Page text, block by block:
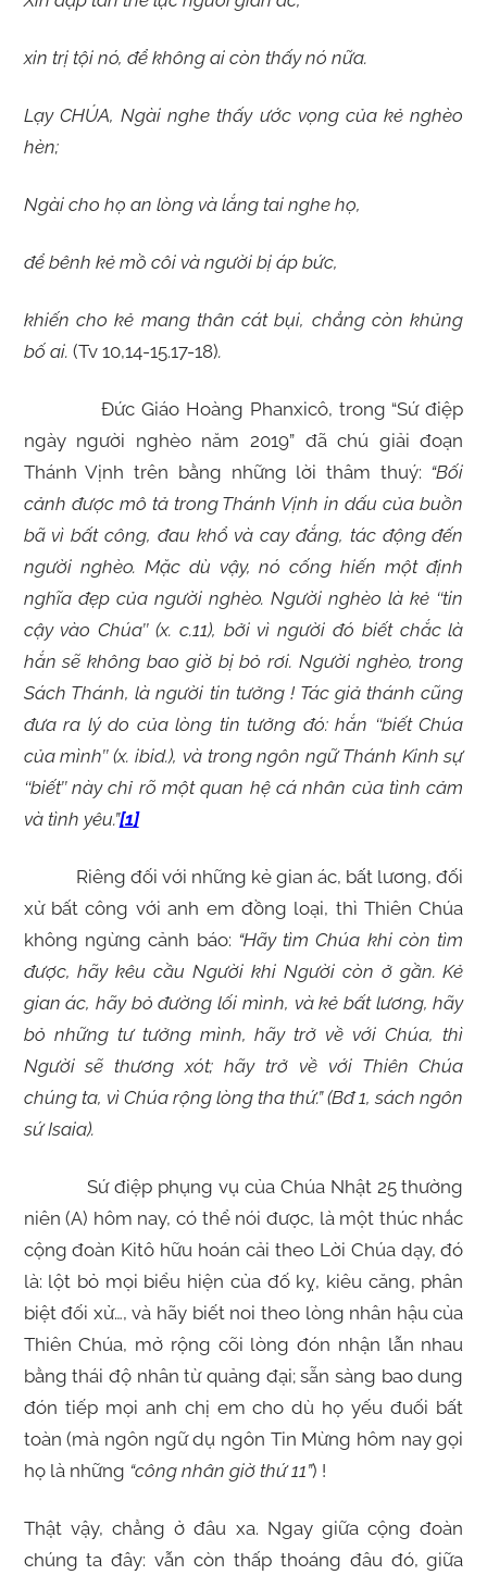
xin trị tội nó, để không ai còn thấy nó nữa.
Lạy CHÚA, Ngài nghe thấy ước vọng của kẻ nghèo
hèn;
Ngài cho họ an lòng và lắng tai nghe họ,
để bênh kẻ mồ côi và người bị áp bức,
khiến cho kẻ mang thân cát bụi, chẳng còn khủng
bố ai. (Tv 10,14-15.17-18).
Đức Giáo Hoàng Phanxicô, trong “Sứ điệp
ngày người nghèo năm 2019” đã chú giải đoạn
Thánh Vịnh trên bằng những lời thâm thuý: “Bối
cảnh được mô tả trong Thánh Vịnh in dấu của buồn
bã vì bất công, đau khổ và cay đắng, tác động đến
người nghèo. Mặc dù vậy, nó cống hiến một định
nghĩa đẹp của người nghèo. Người nghèo là kẻ ‘‘tin
cậy vào Chúa’’ (x. c.11), bởi vì người đó biết chắc là
hắn sẽ không bao giờ bị bỏ rơi. Người nghèo, trong
Sách Thánh, là người tin tưởng ! Tác giả thánh cũng
đưa ra lý do của lòng tin tưởng đó: hắn ‘‘biết Chúa
của mình’’ (x. ibid.), và trong ngôn ngữ Thánh Kinh sự
‘‘biết’’ này chỉ rõ một quan hệ cá nhân của tình cảm
và tình yêu.”[1]
Riêng đối với những kẻ gian ác, bất lương, đối
xử bất công với anh em đồng loại, thì Thiên Chúa
không ngừng cảnh báo: “Hãy tìm Chúa khi còn tìm
được, hãy kêu cầu Người khi Người còn ở gần. Kẻ
gian ác, hãy bỏ đường lối mình, và kẻ bất lương, hãy
bỏ những tư tưởng mình, hãy trở về với Chúa, thì
Người sẽ thương xót; hãy trở về với Thiên Chúa
chúng ta, vì Chúa rộng lòng tha thứ.” (Bđ 1, sách ngôn
sứ Isaia).
Sứ điệp phụng vụ của Chúa Nhật 25 thường
niên (A) hôm nay, có thể nói được, là một thúc nhắc
cộng đoàn Kitô hữu hoán cải theo Lời Chúa dạy, đó
là: lột bỏ mọi biểu hiện của đố kỵ, kiêu căng, phân
biệt đối xử…, và hãy biết noi theo lòng nhân hậu của
Thiên Chúa, mở rộng cõi lòng đón nhận lẫn nhau
bằng thái độ nhân từ quảng đại; sẵn sàng bao dung
đón tiếp mọi anh chị em cho dù họ yếu đuối bất
toàn (mà ngôn ngữ dụ ngôn Tin Mừng hôm nay gọi
họ là những “công nhân giờ thứ 11”) !
Thật vậy, chẳng ở đâu xa. Ngay giữa cộng đoàn
chúng ta đây: vẫn còn thấp thoáng đâu đó, giữa